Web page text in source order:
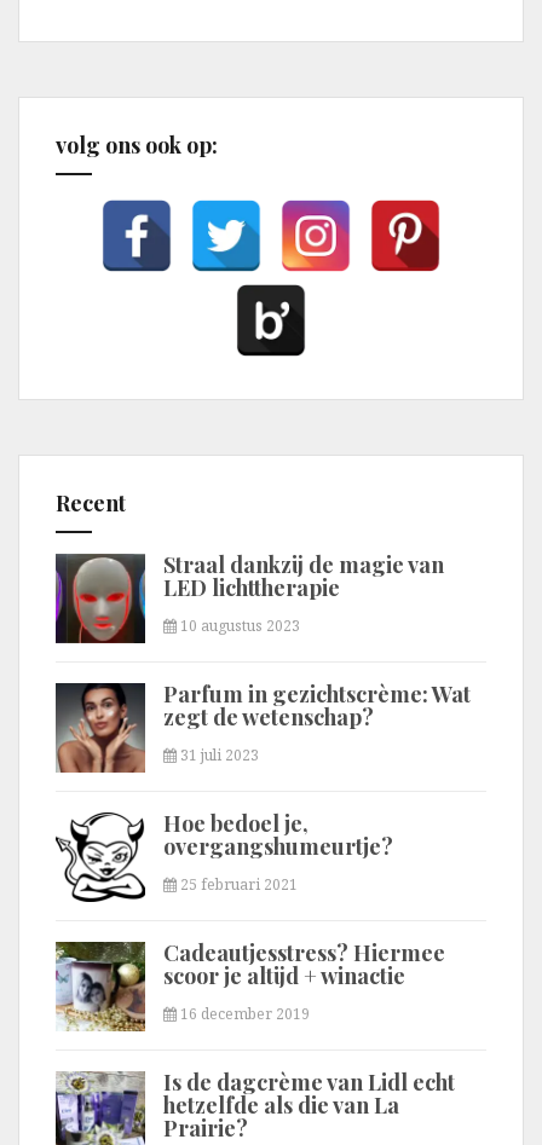
volg ons ook op:
Recent
Straal dankzij de magie van
LED lichttherapie
10 augustus 2023
Parfum in gezichtscrème: Wat
zegt de wetenschap?
31 juli 2023
Hoe bedoel je,
overgangshumeurtje?
25 februari 2021
Cadeautjesstress? Hiermee
scoor je altijd + winactie
16 december 2019
Is de dagcrème van Lidl echt
hetzelfde als die van La
Prairie?